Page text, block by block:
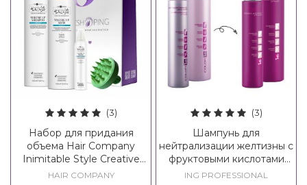
(3)
Набор для придания
объема Hair Company
Inimitable Style Creative
Inspiration Density Hair Kit
HAIR COMPANY
(3)
Шампунь для
нейтрализации желтизны с
фруктовыми кислотами
ING Coloring Anti-Yellow
ING PROFESSIONAL